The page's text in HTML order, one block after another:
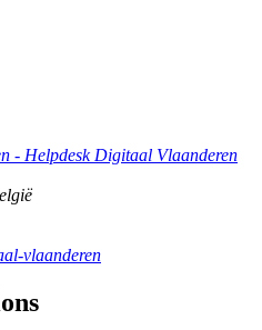
- Helpdesk Digitaal Vlaanderen
vlaanderen